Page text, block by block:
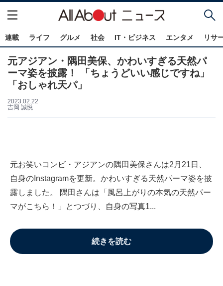
連載 ライフ グルメ 社会 IT・ビジネス エンタメ リサ
元アジアン・隅田美保、かわいすぎる天然パ
ーマ姿を披露！ 「ちょうどいい感じですね」
「おしゃれ天パ」
2023.02.22
吉岡 誠悦
元お笑いコンビ・アジアンの隅田美保さんは2月21日、
自身のInstagramを更新。かわいすぎる天然パーマ姿を披
露しました。 隅田さんは「風呂上がりの本気の天然パー
マがこちら！」とつづり、自身の写真1...
続きを読む